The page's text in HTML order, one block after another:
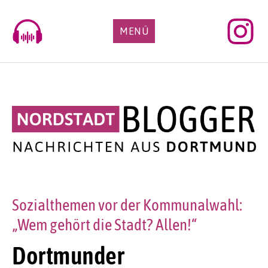
content
MENÜ
Dortmunder
Sozialthemen vor der Kommunalwahl:
„Wem gehört die Stadt? Allen!“